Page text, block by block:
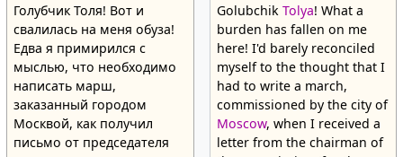
Голубчик Толя! Вот и
свалилась на меня обуза!
Едва я примирился с
мыслью, что необходимо
написать марш,
заказанный городом
Москвой, как получил
письмо от председателя
Golubchik Tolya! What a
burden has fallen on me
here! I'd barely reconciled
myself to the thought that I
had to write a march,
commissioned by the city of
Moscow, when I received a
letter from the chairman of